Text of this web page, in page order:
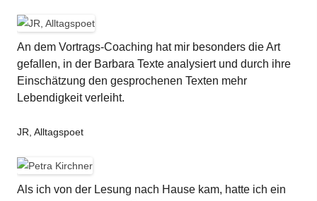
An dem Vortrags-Coaching hat mir besonders die Art
gefallen, in der Barbara Texte analysiert und durch ihre
Einschätzung den gesprochenen Texten mehr
Lebendigkeit verleiht.
JR, Alltagspoet
Als ich von der Lesung nach Hause kam, hatte ich ein